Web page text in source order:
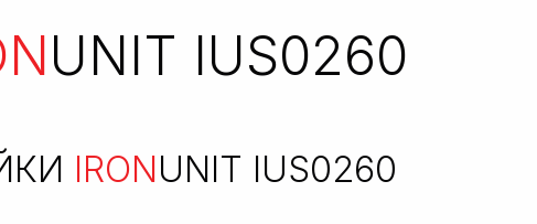
UNIT IUS0260
IRONUNIT IUS0260